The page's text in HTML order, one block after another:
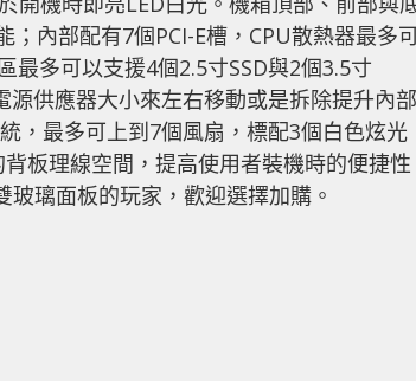
內部配有7個PCI-E槽，CPU散熱器最多
多可以支援4個2.5寸SSD與2個3.5寸
源供應器大小來左右移動或是拆除提升內部
，最多可上到7個風扇，標配3個白色炫光
板理線空間，提高使用者裝機時的便捷性
璃面板的玩家，歡迎選擇加購。